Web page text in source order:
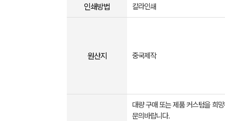
인쇄방법 칼라인쇄
원산지 중국제작
대량 구매 또는 제품 커스텀을 희
문의바랍니다.